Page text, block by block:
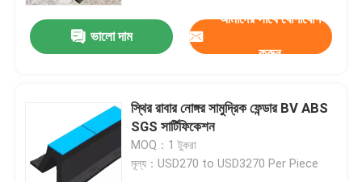
আমাদের সম্পর্কে
গুণমান নিয়ন্ত্রণ
উদ্ধৃতির জন্য আবেদন
ভালো দাম
আমাদের সাথে যোগাযোগ
করুন
স্থির রাবার নোঙ্গর সামুদ্রিক ফেন্ডার BV ABS
SGS সার্টিফিকেশন
MOQ：1 টুকরা
মূল্য：USD270 to USD3270 Per Piece